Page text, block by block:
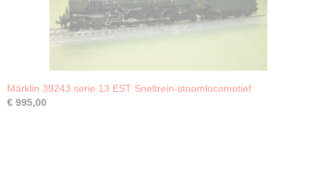
Märklin 39243 serie 13 EST Sneltrein-stoomlocomotief
€ 995,00